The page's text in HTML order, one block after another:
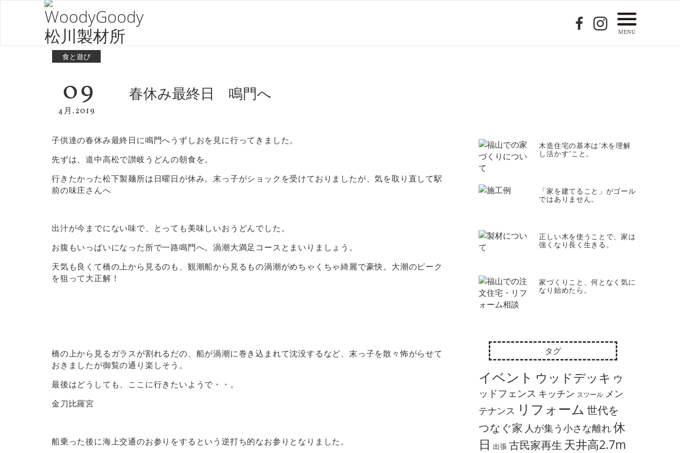
食と遊び
09
4月.2019
春休み最終日 鳴門へ
子供達の春休み最終日に鳴門へうずしおを見に行ってきました。
先ずは、道中高松で讃岐うどんの朝食を。
行きたかった松下製麺所は日曜日が休み。末っ子がショックを受けておりましたが、気を取り直して駅
前の味庄さんへ
出汁が今までにない味で、とっても美味しいおうどんでした。
お腹もいっぱいになった所で一路鳴門へ。渦潮大満足コースとまいりましょう。
天気も良くて橋の上から見るのも、観潮船から見るもの渦潮がめちゃくちゃ綺麗で豪快。大潮のピーク
を狙って大正解！
橋の上から見るガラスが割れるだの、船が渦潮に巻き込まれて沈没するなど、末っ子を散々怖がらせて
おきましたが御覧の通り楽しそう。
最後はどうしても、ここに行きたいようで・・。
金刀比羅宮
船乗った後に海上交通のお参りをするという逆打ち的なお参りとなりました。
木造住宅の基本は”木を理解
し活かす”こと。
「家を建てること」がゴール
ではありません。
正しい木を使うことで、家は
強くなり長く生きる。
家づくりこと、何となく気に
なり始めたら。
タグ
イベント ウッドデッキ ウ
ッドフェンス キッチン スツール メン
テナンス リフォーム 世代を
つなぐ家 人が集う小さな離れ休
日 出張 古民家再生 天井高2.7m